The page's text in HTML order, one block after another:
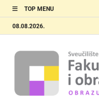
TOP MENU
08.08.2026.